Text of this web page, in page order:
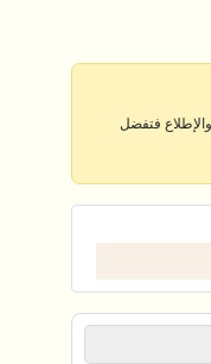
فتفضل